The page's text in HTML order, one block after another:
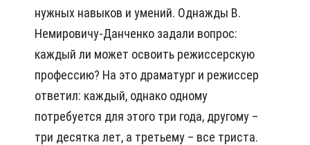
нужных навыков и умений. Однажды В.
Немировичу-Данченко задали вопрос:
каждый ли может освоить режиссерскую
профессию? На это драматург и режиссер
ответил: каждый, однако одному
потребуется для этого три года, другому –
три десятка лет, а третьему – все триста.